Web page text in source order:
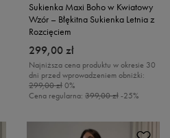
Sukienka Maxi Boho w Kwiatowy
Wzór – Błękitna Sukienka Letnia z
Rozcięciem
299,00 zł
Najniższa cena produktu w okresie 30
dni przed wprowadzeniem obniżki:
299,00 zł 0%
Cena regularna: 399,00 zł -25%